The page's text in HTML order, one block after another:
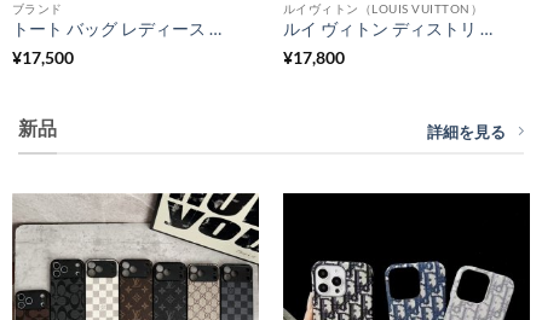
ブランド
トート バッグ レディース 人気 40 代 30代 セリーヌ トート スカーフ付き オフィス カジュアル バッグ 軽い a4 おしゃれ
¥17,500
ルイヴィトン（LOUIS VUITTON）
ルイ ヴィトン ディストリ クト ショルダー バッグ メンズ コピー クロス ボディ バッグ ハイ ブランド カバン ブランド メンズ Louis vuitton 斜めがけバッグ 男性 おしゃれ
¥17,800
新品 詳細を見る